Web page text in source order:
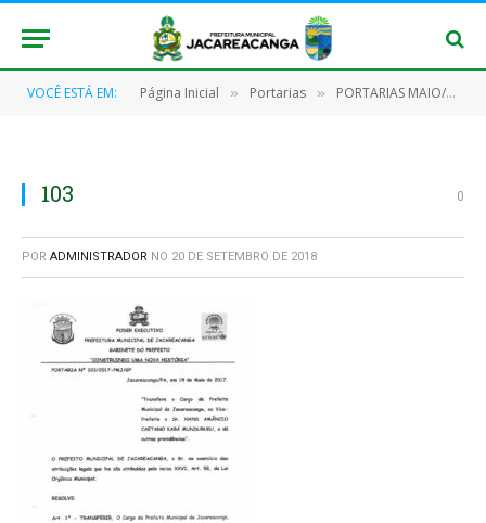
VOCÊ ESTÁ EM: Página Inicial » Portarias » PORTARIAS MAIO/2017
103 0
POR ADMINISTRADOR NO 20 DE SETEMBRO DE 2018